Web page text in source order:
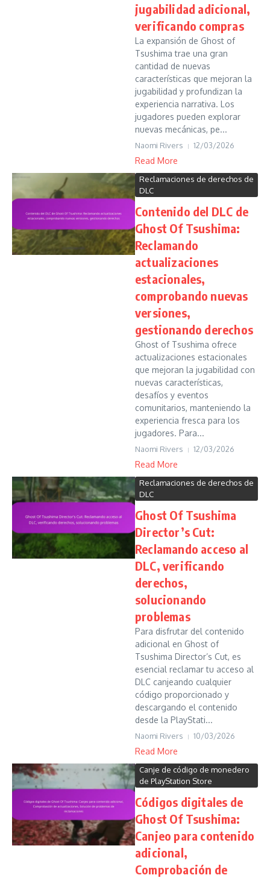
jugabilidad adicional,
verificando compras
La expansión de Ghost of
Tsushima trae una gran
cantidad de nuevas
características que mejoran la
jugabilidad y profundizan la
experiencia narrativa. Los
jugadores pueden explorar
nuevas mecánicas, pe...
Naomi Rivers 12/03/2026
Read More
Reclamaciones de derechos de
DLC
Contenido del DLC de
Ghost Of Tsushima:
Reclamando
actualizaciones
estacionales,
comprobando nuevas
versiones,
gestionando derechos
Ghost of Tsushima ofrece
actualizaciones estacionales
que mejoran la jugabilidad con
nuevas características,
desafíos y eventos
comunitarios, manteniendo la
experiencia fresca para los
jugadores. Para...
Naomi Rivers 12/03/2026
Read More
Reclamaciones de derechos de
DLC
Ghost Of Tsushima
Director’s Cut:
Reclamando acceso al
DLC, verificando
derechos,
solucionando
problemas
Para disfrutar del contenido
adicional en Ghost of
Tsushima Director’s Cut, es
esencial reclamar tu acceso al
DLC canjeando cualquier
código proporcionado y
descargando el contenido
desde la PlayStati...
Naomi Rivers 10/03/2026
Read More
Canje de código de monedero
de PlayStation Store
Códigos digitales de
Ghost Of Tsushima:
Canjeo para contenido
adicional,
Comprobación de